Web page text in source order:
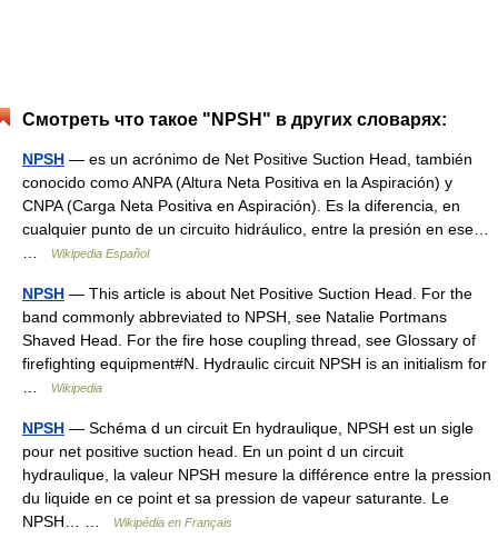
Смотреть что такое "NPSH" в других словарях:
NPSH — es un acrónimo de Net Positive Suction Head, también
conocido como ANPA (Altura Neta Positiva en la Aspiración) y
CNPA (Carga Neta Positiva en Aspiración). Es la diferencia, en
cualquier punto de un circuito hidráulico, entre la presión en ese…
Wikipedia Español
NPSH — This article is about Net Positive Suction Head. For the
band commonly abbreviated to NPSH, see Natalie Portmans
Shaved Head. For the fire hose coupling thread, see Glossary of
firefighting equipment#N. Hydraulic circuit NPSH is an initialism for
Wikipedia
NPSH — Schéma d un circuit En hydraulique, NPSH est un sigle
pour net positive suction head. En un point d un circuit
hydraulique, la valeur NPSH mesure la différence entre la pression
du liquide en ce point et sa pression de vapeur saturante. Le
NPSH… …
Wikipédia en Français